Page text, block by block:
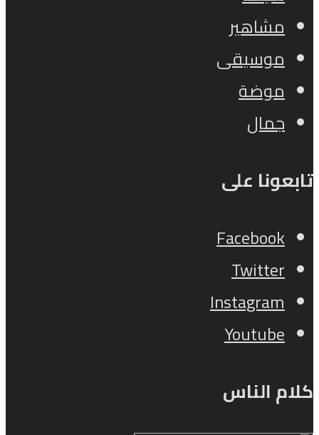
مشاهير
موسيقى
موضة
جمال
تابعونا على
Facebook
Twitter
Instagram
Youtube
كلام الناس